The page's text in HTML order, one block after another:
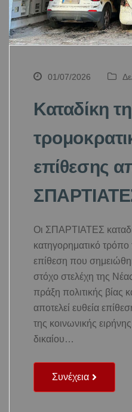
01/07/2026
Καταδίκη
επίθεσης
Οι ΣΠΑΡΤΙΑΤΕΣ
κατηγορηματικό τρόπο
επίθεση που
στόχο στελέχη της
πράξη πολιτικής βίας
αποτελεί ευθεία
της κοινωνικής
δικαίου…
Συνέχεια